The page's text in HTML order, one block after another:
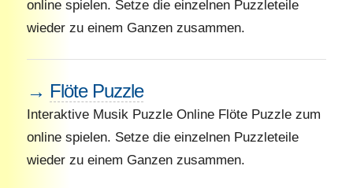
online spielen. Setze die einzelnen Puzzleteile
wieder zu einem Ganzen zusammen.
→ Flöte Puzzle
Interaktive Musik Puzzle Online Flöte Puzzle zum
online spielen. Setze die einzelnen Puzzleteile
wieder zu einem Ganzen zusammen.